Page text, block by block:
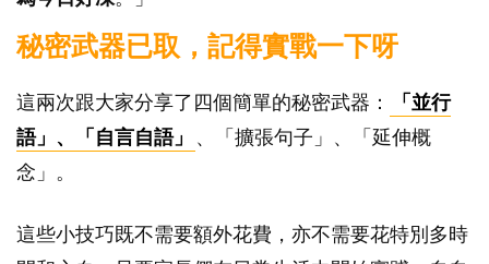
秘密武器已取，記得實戰一下呀
這兩次跟大家分享了四個簡單的秘密武器：
「並行
語」、「自言自語」
、「擴張句子」、「延伸概
念」。
這些小技巧既不需要額外花費，亦不需要花特別多時